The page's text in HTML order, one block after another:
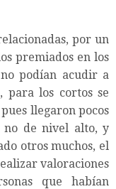
por un
premiados en los
podían acudir a
para los cortos se
llegaron pocos
no de nivel alto, y
otros muchos, el
valoraciones
que habían